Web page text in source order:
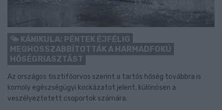
KÁNIKULA: PÉNTEK ÉJFÉLIG
MEGHOSSZABBÍTOTTÁK A HARMADFOKÚ
HŐSÉGRIASZTÁST
Az országos tisztifőorvos szerint a tartós hőség továbbra is
komoly egészségügyi kockázatot jelent, különösen a
veszélyeztetett csoportok számára.